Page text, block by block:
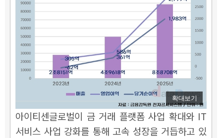
확대보기
아이티센글로벌이 금 거래 플랫폼 사업 확대와 IT
서비스 사업 강화를 통해 고속 성장을 거듭하고 있